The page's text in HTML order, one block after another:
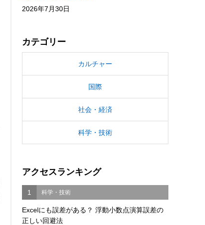
2026年7月30日
カテゴリー
カルチャー
国際
社会・経済
科学・技術
アクセスランキング
1 科学・技術
Excelにも誤差がある？ 浮動小数点演算誤差の
正しい回避法